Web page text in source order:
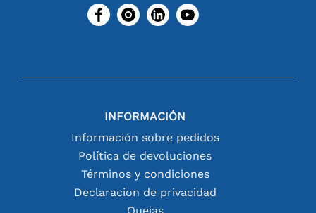
INFORMACIÓN
Información sobre pedidos
Política de devoluciones
Términos y condiciones
Declaracion de privacidad
Quejas